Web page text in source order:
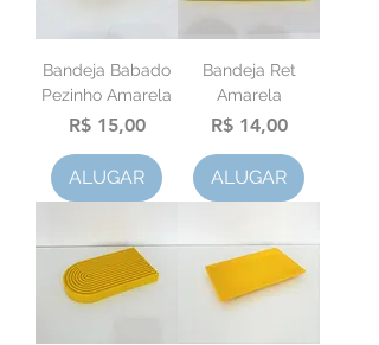
Bandeja Babado
Pezinho Amarela
Preço
R$ 15,00
ALUGAR
Bandeja Ret
Amarela
Preço
R$ 14,00
ALUGAR